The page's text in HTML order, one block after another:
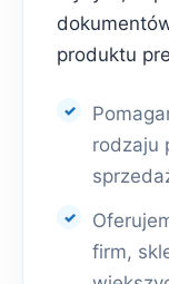
produktu
rodzaju
firm,